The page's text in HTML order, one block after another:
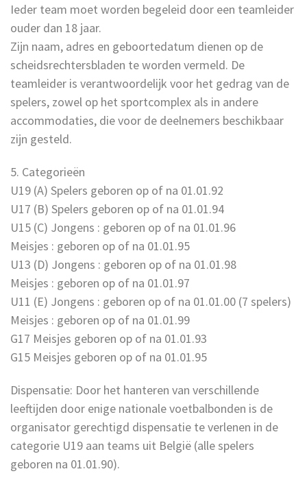
Ieder team moet worden begeleid door een teamleider
ouder dan 18 jaar.
Zijn naam, adres en geboortedatum dienen op de
scheidsrechtersbladen te worden vermeld. De
teamleider is verantwoordelijk voor het gedrag van de
spelers, zowel op het sportcomplex als in andere
accommodaties, die voor de deelnemers beschikbaar
zijn gesteld.
5. Categorieën
U19 (A) Spelers geboren op of na 01.01.92
U17 (B) Spelers geboren op of na 01.01.94
U15 (C) Jongens : geboren op of na 01.01.96
Meisjes : geboren op of na 01.01.95
U13 (D) Jongens : geboren op of na 01.01.98
Meisjes : geboren op of na 01.01.97
U11 (E) Jongens : geboren op of na 01.01.00 (7 spelers)
Meisjes : geboren op of na 01.01.99
G17 Meisjes geboren op of na 01.01.93
G15 Meisjes geboren op of na 01.01.95
Dispensatie: Door het hanteren van verschillende
leeftijden door enige nationale voetbalbonden is de
organisator gerechtigd dispensatie te verlenen in de
categorie U19 aan teams uit België (alle spelers
geboren na 01.01.90).